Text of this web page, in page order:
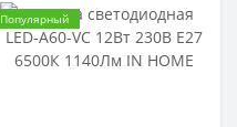
Популярный